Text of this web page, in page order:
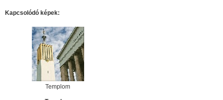
Kapcsolódó képek:
Templom